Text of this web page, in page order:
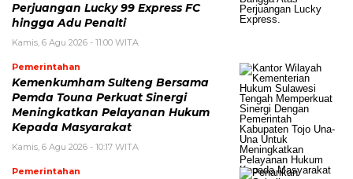
Perjuangan Lucky 99 Express FC
hingga Adu Penalti
Kamis, 6 Agu 2026 - 11:00 WITA
Pemerintahan
Kemenkumham Sulteng Bersama
Pemda Touna Perkuat Sinergi
Meningkatkan Pelayanan Hukum
Kepada Masyarakat
Kamis, 6 Agu 2026 - 10:17 WITA
Pemerintahan